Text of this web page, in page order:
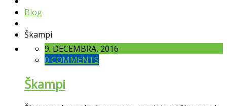
Blog
Škampi
9. DECEMBRA, 2016
0 COMMENTS
Škampi